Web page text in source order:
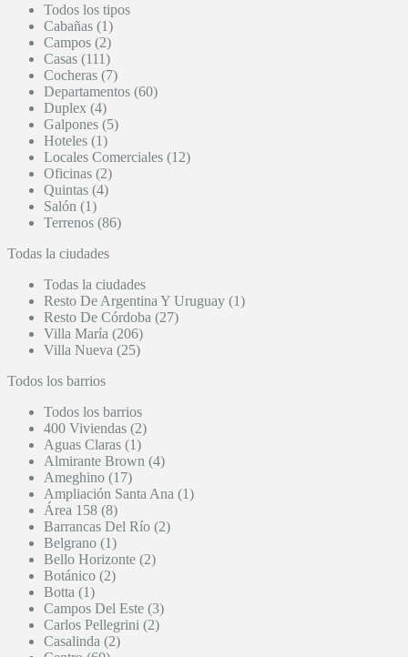
Todos los tipos
Cabañas (1)
Campos (2)
Casas (111)
Cocheras (7)
Departamentos (60)
Duplex (4)
Galpones (5)
Hoteles (1)
Locales Comerciales (12)
Oficinas (2)
Quintas (4)
Salón (1)
Terrenos (86)
Todas la ciudades
Todas la ciudades
Resto De Argentina Y Uruguay (1)
Resto De Córdoba (27)
Villa María (206)
Villa Nueva (25)
Todos los barrios
Todos los barrios
400 Viviendas (2)
Aguas Claras (1)
Almirante Brown (4)
Ameghino (17)
Ampliación Santa Ana (1)
Área 158 (8)
Barrancas Del Río (2)
Belgrano (1)
Bello Horizonte (2)
Botánico (2)
Botta (1)
Campos Del Este (3)
Carlos Pellegrini (2)
Casalinda (2)